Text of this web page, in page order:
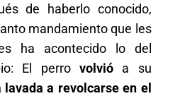
de haberlo conocido,
mandamiento que les
ha acontecido lo del
El perro volvióa su
lavada a revolcarse en el